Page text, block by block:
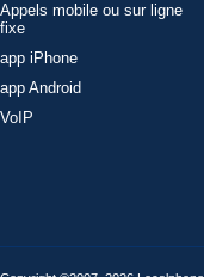
Appels mobile ou sur ligne
fixe
app iPhone
app Android
VoIP